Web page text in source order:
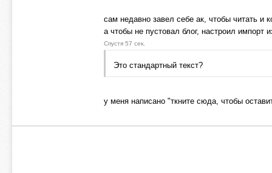
сам недавно завел себе ак, чтобы читать и
а чтобы не пустовал блог, настроил импорт
Спустя 57 сек.
Это стандартный текст?
у меня написано "ткните сюда, чтобы